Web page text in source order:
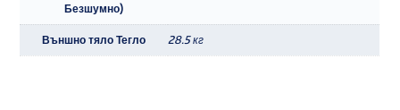
Безшумно)
Външно тяло Тегло 28.5 кг